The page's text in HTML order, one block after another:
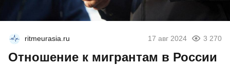
ritmeurasia.ru 17 авг 2024 3 270
Отношение к мигрантам в России